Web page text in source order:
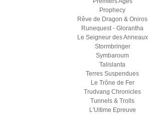
Prophecy
Rêve de Dragon & Oniros
Runequest - Glorantha
Le Seigneur des Anneaux
Stormbringer
Symbaroum
Talislanta
Terres Suspendues
Le Trône de Fer
Trudvang Chronicles
Tunnels & Trolls
L'Ultime Epreuve